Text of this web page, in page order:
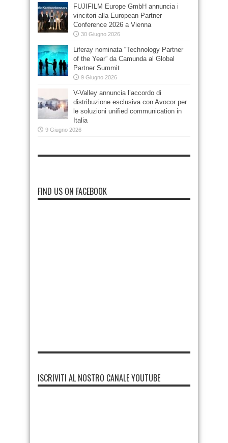
FUJIFILM Europe GmbH annuncia i
vincitori alla European Partner
Conference 2026 a Vienna
30 Giugno 2026
Liferay nominata “Technology Partner
of the Year” da Camunda al Global
Partner Summit
9 Giugno 2026
V-Valley annuncia l’accordo di
distribuzione esclusiva con Avocor per
le soluzioni unified communication in
Italia
9 Giugno 2026
FIND US ON FACEBOOK
ISCRIVITI AL NOSTRO CANALE YOUTUBE